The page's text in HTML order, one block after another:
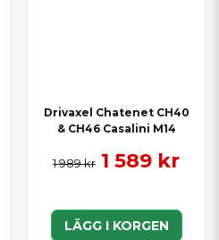
Drivaxel Chatenet CH40
& CH46 Casalini M14
1 989 kr 1 589 kr
LÄGG I KORGEN